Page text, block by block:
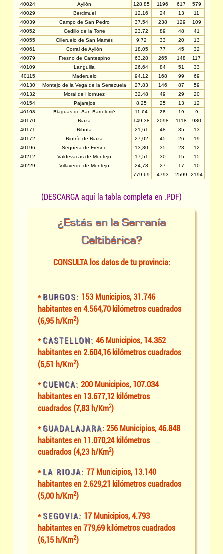
40024 Ayllón 128,85 1196 617
579
40029
Bercimuel 12,16 24 13
11
40039
Campo de San Pedro 37,54 238 129
109
40052
Cedillo de la Torre 23,72 89 48
41
40055
Cilleruelo de San Mamés 9,72 33 20
13
40061
Corral de Ayllón 18,05 77 45
32
40079
Fresno de Cantespino 63,28 265 148
117
40109
Languilla 26,64 84 51
33
40115
Maderuelo 94,12 168 99
69
40130
Montejo de la Vega de la Serrezuela 27,83 146 87
59
40132
Moral de Hornuez 32,48 49 29
20
40154
Pajarejos 8,25 25 13
12
40168
Riaguas de San Bartolomé 11,64 28 19
9
40170
Riaza 149,38 2098 1118
980
40171
Ribota 21,61 48 35
13
40172
Riofrío de Riaza 27,02 45 26
19
40196
Sequera de Fresno 13,30 35 23
12
40212
Valdevacas de Montejo 17,51 30 15
15
40229
Villaverde de Montejo 24,78 27 17
10
779,69
4793 2599 2194
(DESCARGA aquí la tabla completa en .PDF)
¿Estás en la Serranía
Celtibérica?
CONSULTA los datos de tu provincia:
* BURGOS: 153 Municipios, 31.746
habitantes en 4.564,70 kilómetros cuadrados
(6,95 h/Km2)
* CASTELLON: 46 Municipios, 14.352
habitantes en 2.604,16 kilómetros cuadrados
(5,51 h/Km2)
* CUENCA: 200 Municipios, 107.034
habitantes en 13.677,12 kilómetros
cuadrados (7,83 h/Km2)
* GUADALAJARA: 256 Municipios, 46.848
habitantes en 11.070,24 kilómetros
cuadrados (4,23 h/Km2)
* LA RIOJA: 77 Municipios, 13.140
habitantes en 2.629,21 kilómetros cuadrados
(5,00 h/Km2)
* SEGOVIA: 17 Municipios, 4.793
habitantes en 779,69 kilómetros cuadrados
(6,15 h/Km2)